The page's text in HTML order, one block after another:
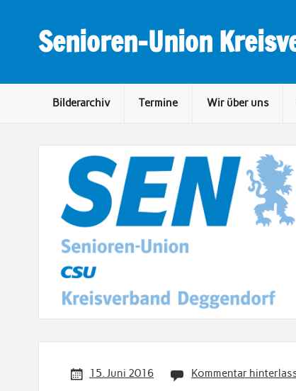
Senioren-Union
Bilderarchiv Termine Wir über uns
15. Juni 2016 Kommentar